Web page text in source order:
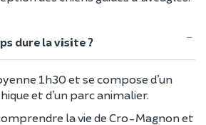
dure la visite ?
1h30 et se compose d’un
et d’un parc animalier.
la vie de Cro-Magnon et